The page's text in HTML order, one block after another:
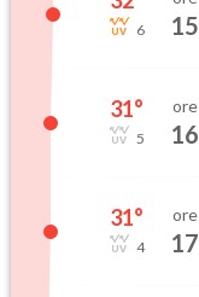
6 15
31°
5
ore
16
31°
4
ore
17